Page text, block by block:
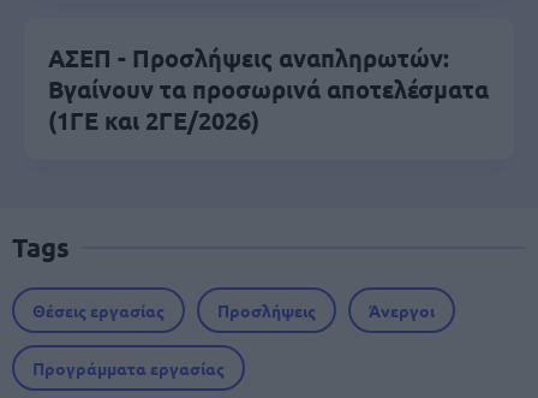
ΑΣΕΠ - Προσλήψεις αναπληρωτών:
Βγαίνουν τα προσωρινά αποτελέσματα
(1ΓΕ και 2ΓΕ/2026)
Tags
Θέσεις εργασίας Προσλήψεις Άνεργοι
Προγράμματα εργασίας